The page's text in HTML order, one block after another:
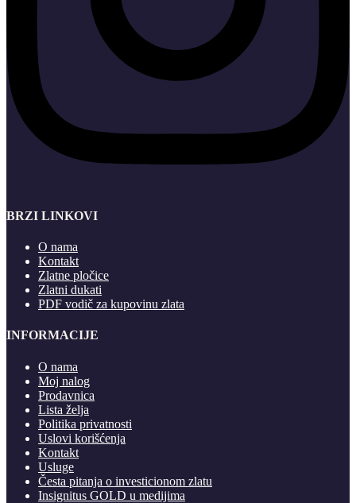
BRZI LINKOVI
O nama
Kontakt
Zlatne pločice
Zlatni dukati
PDF vodič za kupovinu zlata
INFORMACIJE
O nama
Moj nalog
Prodavnica
Lista želja
Politika privatnosti
Uslovi korišćenja
Kontakt
Usluge
Česta pitanja o investicionom zlatu
Insignitus GOLD u medijima